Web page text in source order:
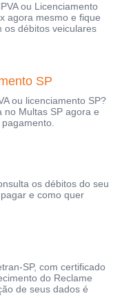
ou Licenciamento
agora mesmo e fique
os débitos veiculares
SP
ou licenciamento SP?
no Multas SP agora e
os débitos do seu
e como quer
SP, com certificado
do Reclame
de seus dados é